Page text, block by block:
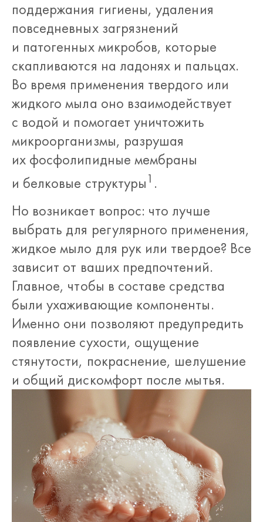
поддержания гигиены, удаления
повседневных загрязнений
и патогенных микробов, которые
скапливаются на ладонях и пальцах.
Во время применения твердого или
жидкого мыла оно взаимодействует
с водой и помогает уничтожить
микроорганизмы, разрушая
их фосфолипидные мембраны
и белковые структуры 1 .
Но возникает вопрос: что лучше
выбрать для регулярного применения,
жидкое мыло для рук или твердое? Все
зависит от ваших предпочтений.
Главное, чтобы в составе средства
были ухаживающие компоненты.
Именно они позволяют предупредить
появление сухости, ощущение
стянутости, покраснение, шелушение
и общий дискомфорт после мытья.